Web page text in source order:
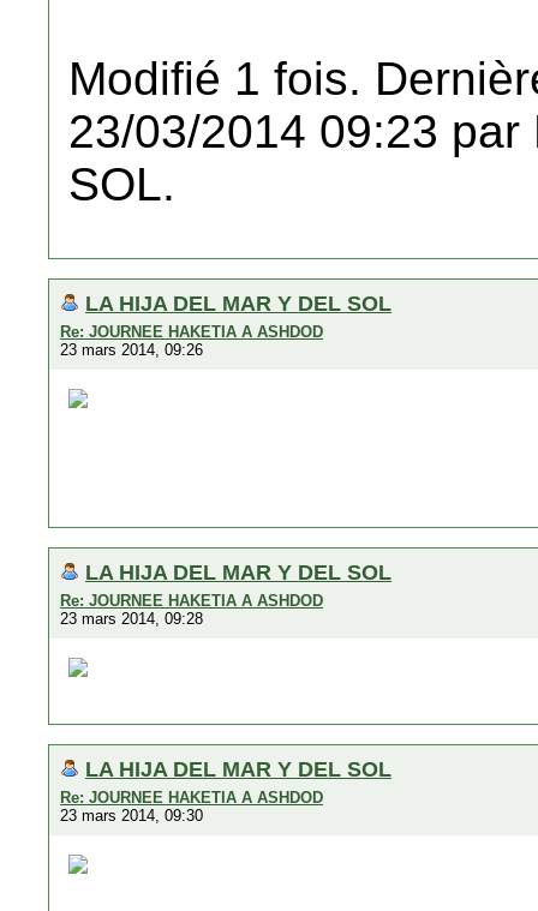
Modifié 1 fois.
23/03/2014 09:23 par
SOL.
LA HIJA DEL MAR Y DEL SOL
Re: JOURNEE HAKETIA A ASHDOD
23 mars 2014, 09:26
LA HIJA DEL MAR Y DEL SOL
Re: JOURNEE HAKETIA A ASHDOD
23 mars 2014, 09:28
LA HIJA DEL MAR Y DEL SOL
Re: JOURNEE HAKETIA A ASHDOD
23 mars 2014, 09:30